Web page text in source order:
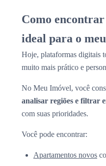
Como
ideal para o
Hoje, plataformas digitais
muito mais prático e
No Meu Imóvel, você
analisar regiões e filtrar
com suas prioridades.
Você pode encontrar:
Apartamentos novos